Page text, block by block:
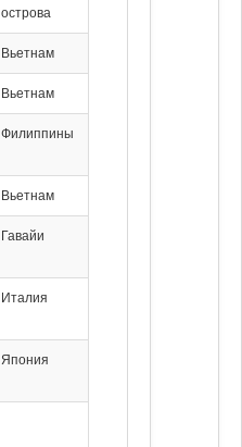
острова
Вьетнам
Вьетнам
Филиппины
Вьетнам
Гавайи
Италия
Япония